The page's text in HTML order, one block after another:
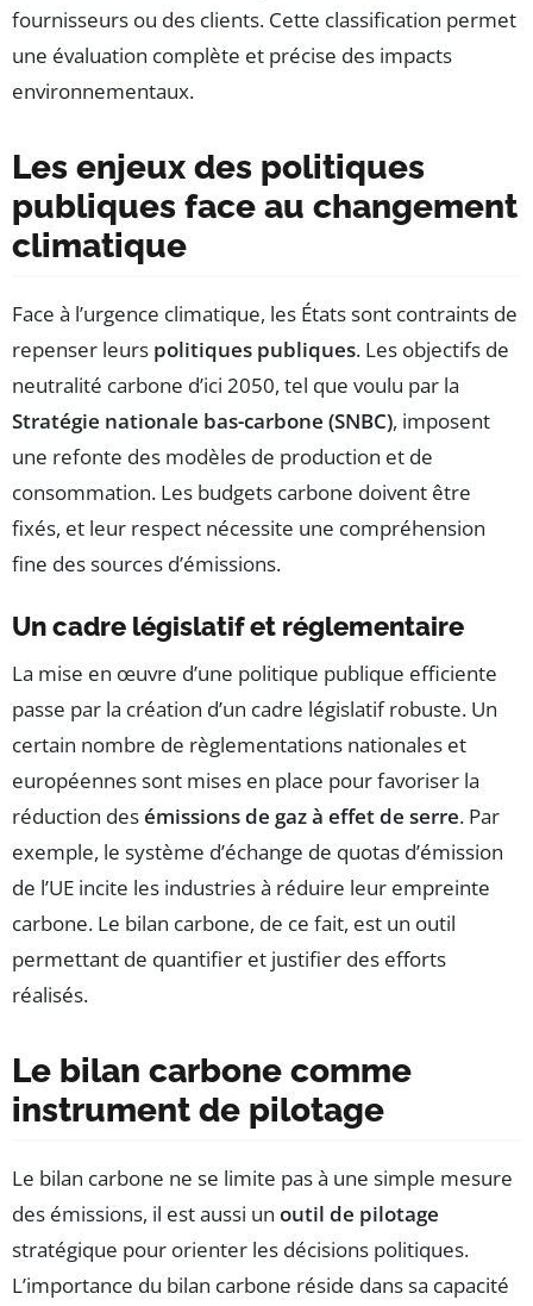
fournisseurs ou des clients. Cette classification permet
une évaluation complète et précise des impacts
environnementaux.
Les enjeux des politiques
publiques face au changement
climatique
Face à l’urgence climatique, les États sont contraints de
repenser leurs politiques publiques. Les objectifs de
neutralité carbone d’ici 2050, tel que voulu par la
Stratégie nationale bas-carbone (SNBC), imposent
une refonte des modèles de production et de
consommation. Les budgets carbone doivent être
fixés, et leur respect nécessite une compréhension
fine des sources d’émissions.
Un cadre législatif et réglementaire
La mise en œuvre d’une politique publique efficiente
passe par la création d’un cadre législatif robuste. Un
certain nombre de règlementations nationales et
européennes sont mises en place pour favoriser la
réduction desémissions de gaz à effet de serre. Par
exemple, le système d’échange de quotas d’émission
de l’UE incite les industries à réduire leur empreinte
carbone. Le bilan carbone, de ce fait, est un outil
permettant de quantifier et justifier des efforts
réalisés.
Le bilan carbone comme
instrument de pilotage
Le bilan carbone ne se limite pas à une simple mesure
des émissions, il est aussi un outil de pilotage
stratégique pour orienter les décisions politiques.
L’importance du bilan carbone réside dans sa capacité